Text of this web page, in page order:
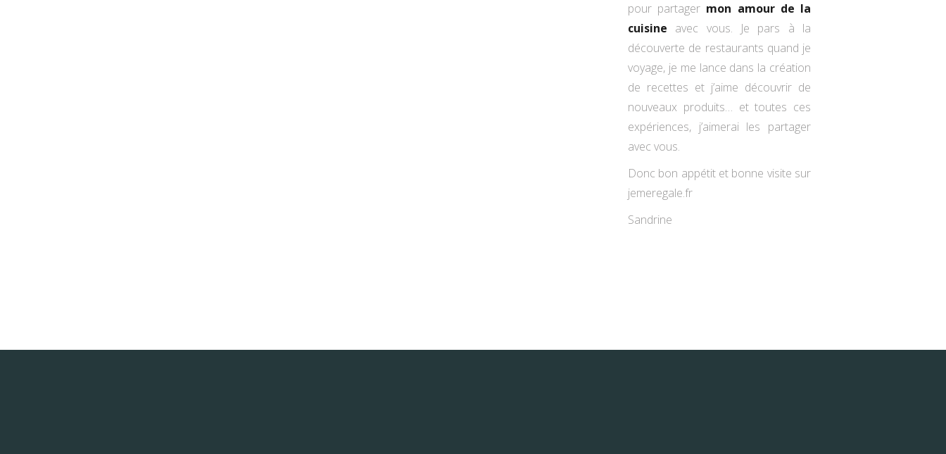
pour partager mon amour de la
cuisine avec vous. Je pars à la
découverte de restaurants quand je
voyage, je me lance dans la création
de recettes et j’aime découvrir de
nouveaux produits… et toutes ces
expériences, j’aimerai les partager
avec vous.
Donc bon appétit et bonne visite sur
jemeregale.fr
Sandrine